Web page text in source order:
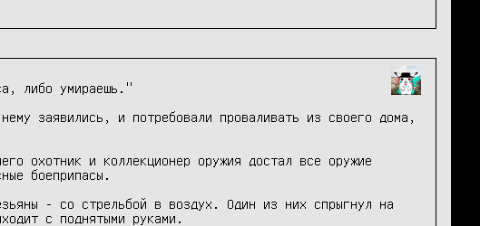
либо умираешь."
заявились, и потребовали проваливать из своего дома,
охотник и коллекционер оружия достал все оружие
боеприпасы.
- со стрельбой в воздух. Один из них спрыгнул на
с поднятыми руками.